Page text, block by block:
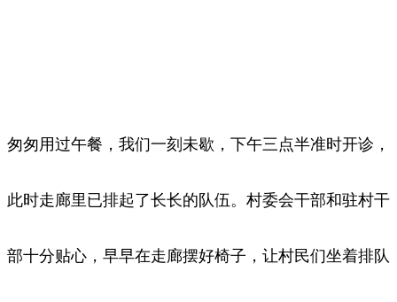
匆匆用过午餐，我们一刻未歇，下午三点半准时开诊，
此时走廊里已排起了长长的队伍。村委会干部和驻村干
部十分贴心，早早在走廊摆好椅子，让村民们坐着排队